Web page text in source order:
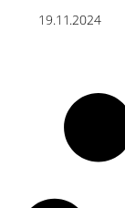
19.11.2024